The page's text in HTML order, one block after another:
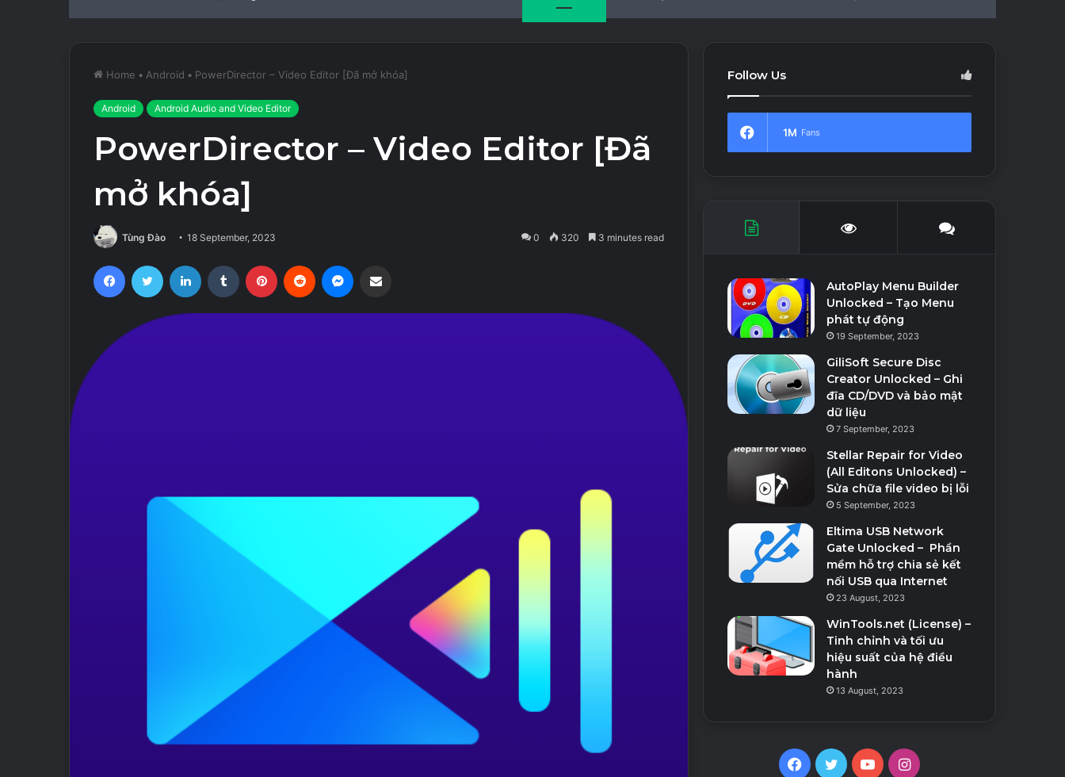
Home • Android • PowerDirector – Video Editor [Đã mở khóa]
Android Android Audio and Video Editor
PowerDirector – Video Editor [Đã
mở khóa]
Tùng Đào 18 September, 2023 0 320 3 minutes read
FacebookTwitter LinkedIn Tumblr Pinterest Reddit
Follow Us
1M Fans
AutoPlay Menu Builder
Unlocked – Tạo Menu
phát tự động
19 September, 2023
GiliSoft Secure Disc
Creator Unlocked – Ghi
đĩa CD/DVD và bảo mật
dữ liệu
7 September, 2023
Stellar Repair for Video
(All Editons Unlocked) –
Sửa chữa file video bị lỗi
5 September, 2023
Eltima USB Network
Gate Unlocked – Phần
mềm hỗ trợ chia sẻ kết
nối USB qua Internet
23 August, 2023
WinTools.net (License) –
Tinh chỉnh và tối ưu
hiệu suất của hệ điều
hành
13 August, 2023
Facebook
TwitterYouTubeInstagram